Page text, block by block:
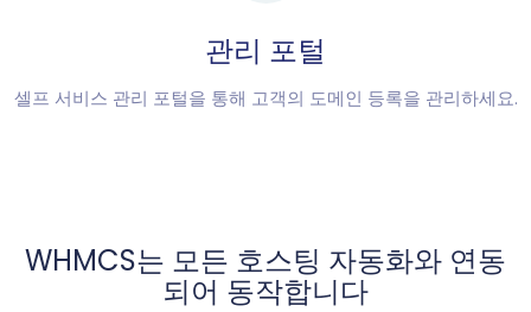
관리 포털
셀프 서비스 관리 포털을 통해 고객의 도메인 등록을 관리하세요.
WHMCS는 모든 호스팅 자동화와 연동
되어 동작합니다